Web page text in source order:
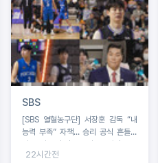
SBS
[SBS 열혈농구단] 서장훈 감독 “내
능력 부족” 자책… 승리 공식 흔들리
22시간전